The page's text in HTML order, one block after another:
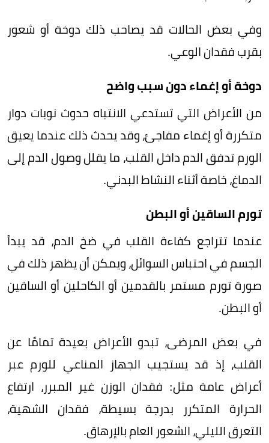
وفي بعض الحالات قد يصاحب ذلك دوخة أو شعور
بقرب فقدان الوعي.
دوخة أو إغماء دون سبب واضح
من الأعراض التي تستدعي الانتباه حدوث نوبات دوار
متكررة أو إغماء مفاجئ، وقد يحدث ذلك عندما يعيق
الورم تدفق الدم داخل القلب، ما يقلل وصول الدم إلى
الدماغ، خاصة أثناء النشاط البدني.
تورم الساقين أو البطن
عندما تتراجع كفاءة القلب في ضخ الدم، قد يبدأ
الجسم في احتباس السوائل، ويمكن أن يظهر ذلك في
صورة تورم مستمر بالقدمين أو الكاحلين أو الساقين
أو البطن.
في بعض المرضى، تبدو الأعراض بعيدة تمامًا عن
القلب، إذ قد يستجيب الجهاز المناعي للورم عبر
أعراض عامة مثل: فقدان الوزن غير المبرر، ارتفاع
الحرارة المتكرر بدرجة بسيطة، فقدان الشهية،
التعرق الليلي، الشعور العام بالإرهاق.